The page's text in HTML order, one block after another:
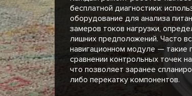
бесплатной диагностики:
оборудование для анализа
замеров токов нагрузки,
лишних предположений. Часто
навигационном модуле —
сравнении контрольных точек
что позволяет заранее
либо перекатку компонентов.